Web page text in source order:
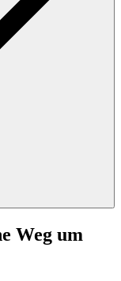
Weg um